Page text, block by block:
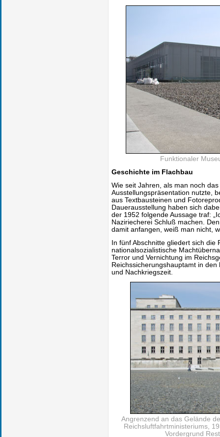
Funktionaler
Geschichte im Flachbau
Wie seit Jahren, als man noch
Ausstellungspräsentation nutzte,
aus Textbausteinen und
Dauerausstellung haben sich
der 1952 folgende Aussage traf:
Naziriecherei Schluß machen.
damit anfangen, weiß man nicht,
In fünf Abschnitte gliedert sich
nationalsozialistische
Terror und Vernichtung im
Reichssicherungshauptamt in
und Nachkriegszeit.
Angrenzend an das Gelände
Reichsluftfahrtministeriums,
Vordergrund